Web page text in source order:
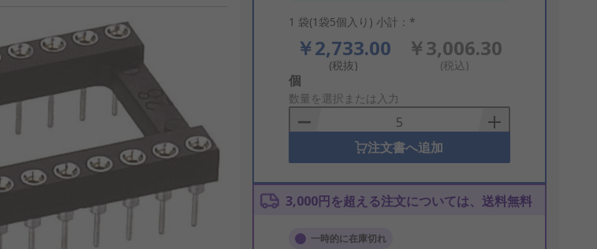
1 袋(1袋5個入り) 小計：*
￥2,733.00
(税抜)
￥3,006.30
(税込)
Add
to
Basket
個
数量を選択または入力
注文書へ追加
3,000円を超える注文については、送料無料
一時的に在庫切れ